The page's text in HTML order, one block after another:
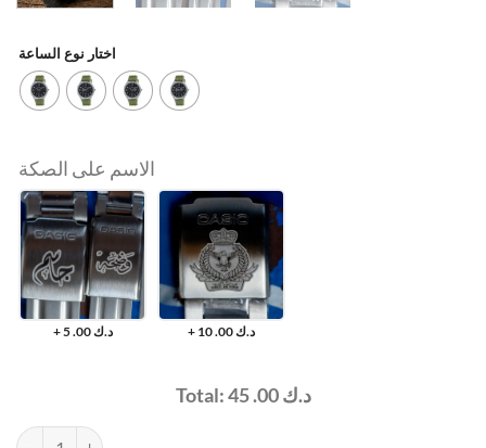
اختار نوع الساعة
الاسم على الصكة
+ 5 .00 د.ك + 10 .00 د.ك
Total:45 .00د.ك
CASIO Watch Black Dial Green Leather Band quantity